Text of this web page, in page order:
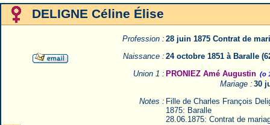
DELIGNE Céline Élise
Profession : 28 juin 1875 Contrat de
Naissance : 24 octobre 1851 à Baralle
Union 1 : PRONIEZ Amé Augustin (o
Mariage : 30
Notes : Fille de Charles François
1875: Baralle
28.06.1875: Contrat de